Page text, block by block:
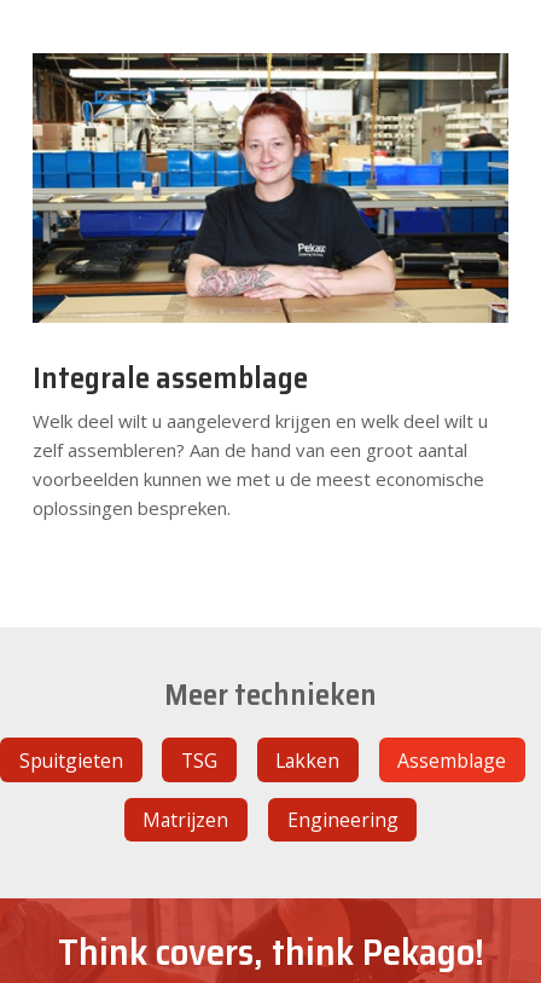
Integrale assemblage
Welk deel wilt u aangeleverd krijgen en welk deel wilt u
zelf assembleren? Aan de hand van een groot aantal
voorbeelden kunnen we met u de meest economische
oplossingen bespreken.
Meer technieken
Spuitgieten TSG Lakken Assemblage
Matrijzen Engineering
Think covers, think Pekago!